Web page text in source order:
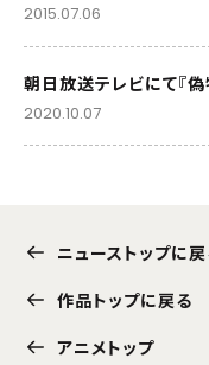
2015.07.06
朝日放送テレビにて『
2020.10.07
ニューストップに
作品トップに戻る
アニメトップ